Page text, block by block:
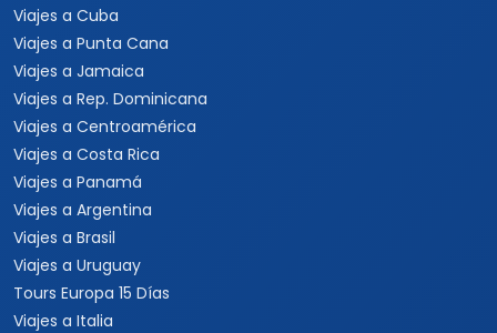
Viajes a Cuba
Viajes a Punta Cana
Viajes a Jamaica
Viajes a Rep. Dominicana
Viajes a Centroamérica
Viajes a Costa Rica
Viajes a Panamá
Viajes a Argentina
Viajes a Brasil
Viajes a Uruguay
Tours Europa 15 Días
Viajes a Italia